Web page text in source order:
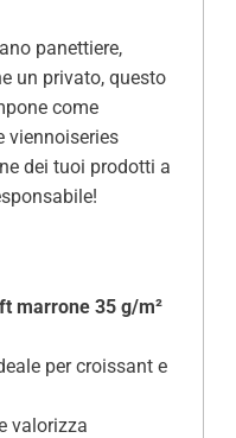
panettiere,
un privato, questo
come
viennoiseries
dei tuoi prodotti a
marrone 35 g/m²
per croissant e
valorizza